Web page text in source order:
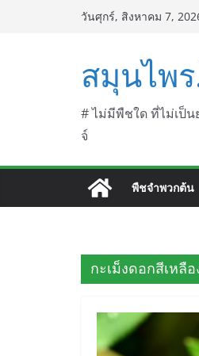
วันศุกร์, สิงหาคม 7,
สมุนไพ
# ไม่มีพืชใด ที่ไม่เป็
จ์
พืชจำพวกต้น
กะเม็งดอกสีเหลือ